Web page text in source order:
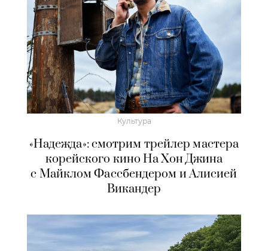
Культура
«Надежда»: смотрим трейлер мастера
корейского кино На Хон Джина
с Майклом Фассбендером и Алисией
Викандер